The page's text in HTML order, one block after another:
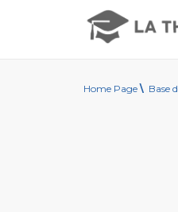
Home Page \ Base